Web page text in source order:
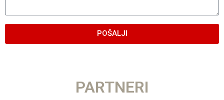
POŠALJI
PARTNERI